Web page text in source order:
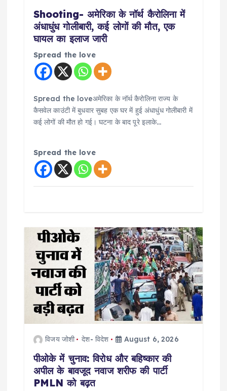
Shooting- अमेरिका के नॉर्थ कैरोलिना में
अंधाधुंध गोलीबारी, कई लोगों की मौत, एक
घायल का इलाज जारी
Spread the love
Spread the loveअमेरिका के नॉर्थ कैरोलिना राज्य के
कैसवेल काउंटी में बुधवार सुबह एक घर में हुई अंधाधुंध गोलीबारी में
कई लोगों की मौत हो गई। घटना के बाद पूरे इलाके…
Spread the love
विजय जोशी देश- विदेश August 6, 2026
पीओके में चुनाव: विरोध और बहिष्कार की
अपील के बावजूद नवाज शरीफ की पार्टी
PMLN को बढ़त